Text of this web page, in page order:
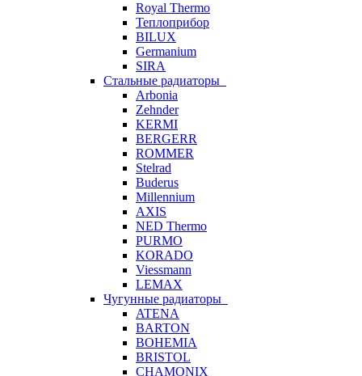
Royal Thermo
Теплоприбор
BILUX
Germanium
SIRA
Стальные радиаторы
Arbonia
Zehnder
KERMI
BERGERR
ROMMER
Stelrad
Buderus
Millennium
AXIS
NED Thermo
PURMO
KORADO
Viessmann
LEMAX
Чугунные радиаторы
ATENA
BARTON
BOHEMIA
BRISTOL
CHAMONIX